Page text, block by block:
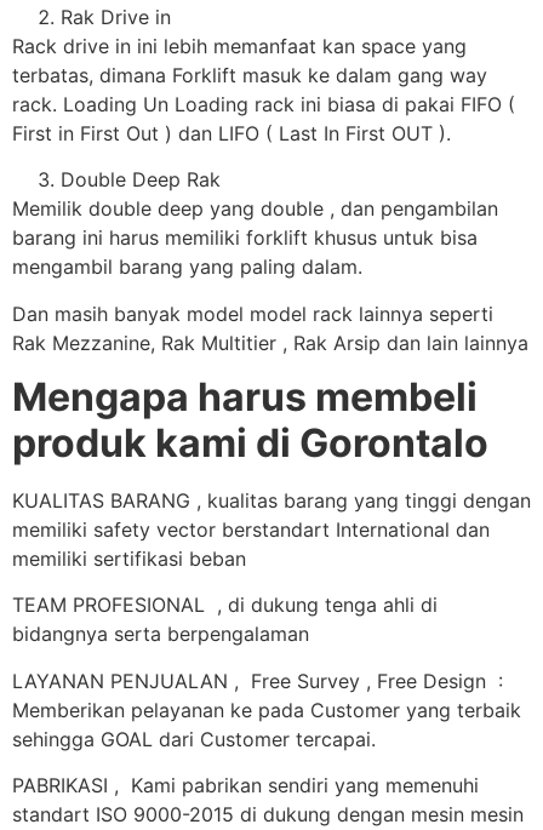
Rak Drive in
Rack drive in ini lebih memanfaat kan space yang
terbatas, dimana Forklift masuk ke dalam gang way
rack. Loading Un Loading rack ini biasa di pakai FIFO (
First in First Out ) dan LIFO ( Last In First OUT ).
Double Deep Rak
Memilik double deep yang double , dan pengambilan
barang ini harus memiliki forklift khusus untuk bisa
mengambil barang yang paling dalam.
Dan masih banyak model model rack lainnya seperti
Rak Mezzanine, Rak Multitier , Rak Arsip dan lain lainnya
Mengapa harus membeli
produk kami di Gorontalo
KUALITAS BARANG , kualitas barang yang tinggi dengan
memiliki safety vector berstandart International dan
memiliki sertifikasi beban
TEAM PROFESIONAL , di dukung tenga ahli di
bidangnya serta berpengalaman
LAYANAN PENJUALAN , Free Survey , Free Design :
Memberikan pelayanan ke pada Customer yang terbaik
sehingga GOAL dari Customer tercapai.
PABRIKASI , Kami pabrikan sendiri yang memenuhi
standart ISO 9000-2015 di dukung dengan mesin mesin